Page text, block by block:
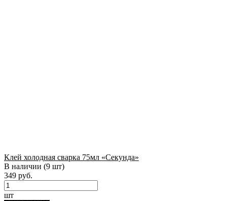
Клей холодная сварка 75мл «Секунда»
В наличии (9 шт)
349 руб.
шт